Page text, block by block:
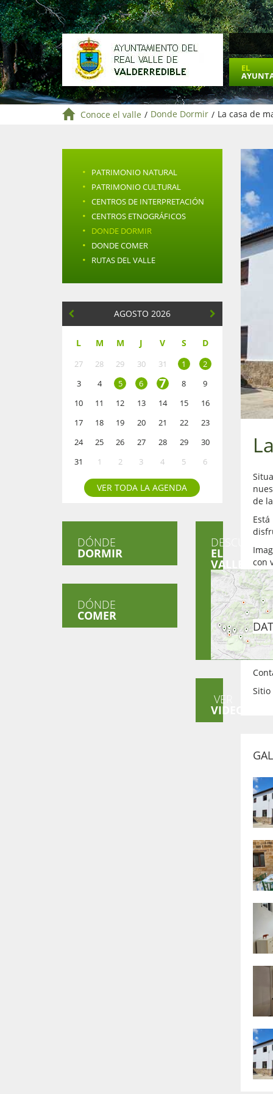
EL
Conoce el valle / Donde Dormir / La casa de
de
con
· PATRIMONIO NATURAL
· PATRIMONIO CULTURAL
· CENTROS DE INTERPRETACIÓN
· CENTROS ETNOGRÁFICOS
· DONDE DORMIR
· DONDE COMER
· RUTAS DEL VALLE
AGOSTO 2026
L M M J V S D
27 28 29 30 31 1
2
3
4 5 6 7 8
9
10
11 12 13 14 15
16
17
18 19 20 21 22
23
24
25 26 27 28 29
30
31
1 2 3 4 5 6
VER TODA LA AGENDA
DÓNDE
DORMIR
DÓNDE
COMER
DESCUBRE
EL
VALLE
VER
VIDEOS